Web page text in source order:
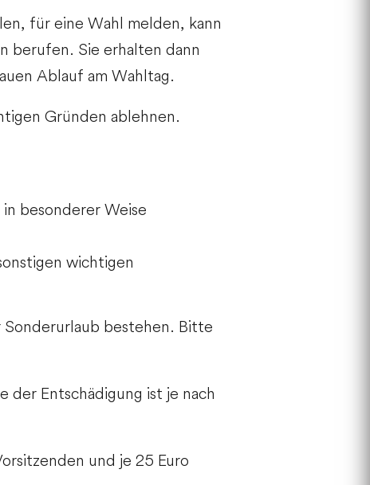
für eine Wahl melden, kann
berufen. Sie erhalten dann
Ablauf am Wahltag.
Gründen ablehnen.
besonderer Weise
wichtigen
bestehen. Bitte
der Entschädigung ist je nach
und je 25 Euro